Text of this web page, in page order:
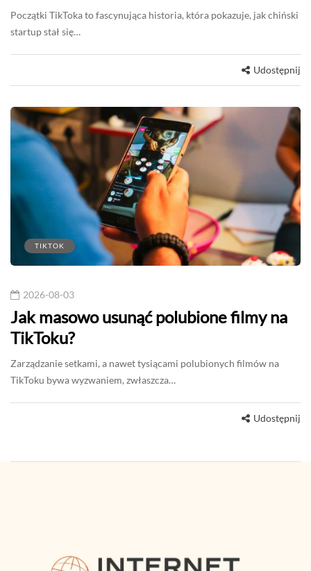
Początki TikToka to fascynująca historia, która pokazuje, jak chiński
startup stał się…
Udostępnij
TIKTOK
2026-08-03
Jak masowo usunąć polubione filmy na
TikToku?
Zarządzanie setkami, a nawet tysiącami polubionych filmów na
TikToku bywa wyzwaniem, zwłaszcza…
Udostępnij